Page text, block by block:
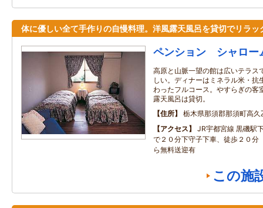
体に優しい全て手作りの自慢料理。洋風露天風呂を貸切でリラッ
ペンション シャロー
高原と山脈一望の館は広いテラス
しい。ディナーはミネラル米・抗
わったフルコース。やすらぎの客
露天風呂は貸切。
住所
栃木県那須郡那須町高
アクセス
JR宇都宮線 黒磯駅
で２０分下守子下車、徒歩２０
ら無料送迎有
この施